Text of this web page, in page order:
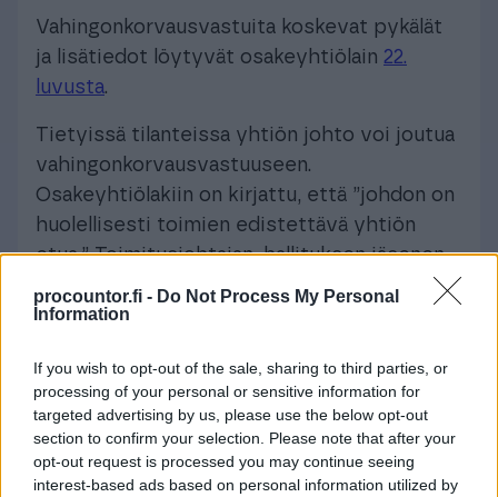
procountor.fi - Do Not Process My Personal
Information
If you wish to opt-out of the sale, sharing to third parties, or
processing of your personal or sensitive information for
targeted advertising by us, please use the below opt-out
section to confirm your selection. Please note that after your
opt-out request is processed you may continue seeing
interest-based ads based on personal information utilized by
Vahingonkorvausvastuita koskevat pykälät
ja lisätiedot löytyvät osakeyhtiölain 22.
luvusta.
Tietyissä tilanteissa yhtiön johto voi joutua
vahingonkorvausvastuuseen.
Osakeyhtiölakiin on kirjattu, että ”johdon on
huolellisesti toimien edistettävä yhtiön
etua.” Toimitusjohtajan, hallituksen jäsenen
ja hallintoneuvoston jäsenen on lain mukaan
korvattava vahinko, jonka hän on aiheuttanut
vastaisesti tahallaan tai
huolimattomuudellaan.
Vahingon aiheuttaminen yhtiölle,
osakkeenomistajalle tai muulle henkilölle